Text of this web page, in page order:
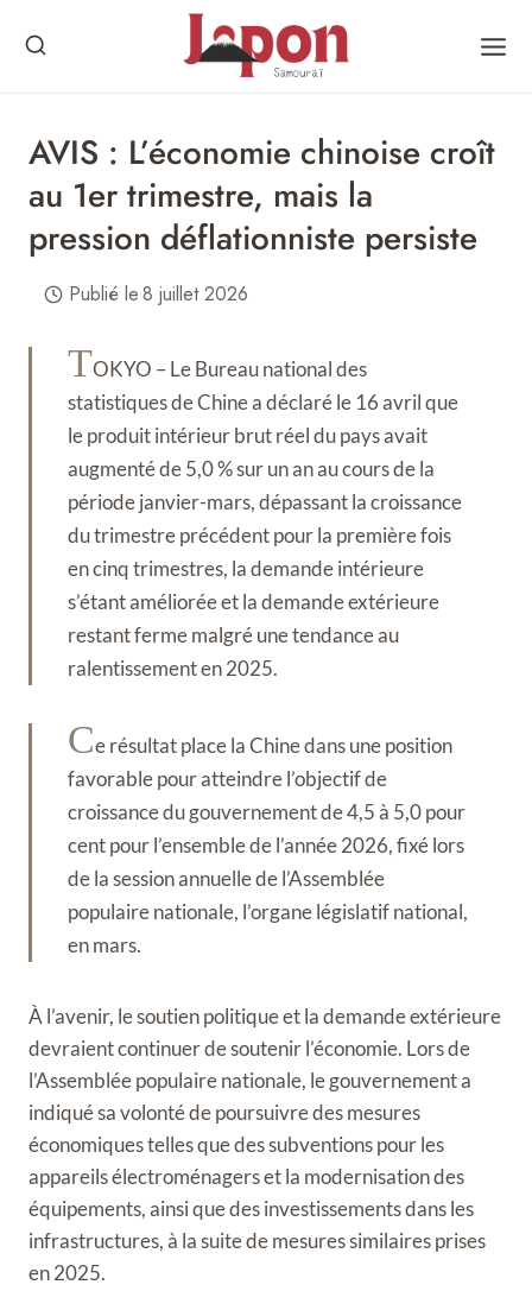
AVIS : L’économie chinoise croît
au 1er trimestre, mais la
pression déflationniste persiste
Publié le8 juillet 2026
TOKYO – Le Bureau national des
statistiques de Chine a déclaré le 16 avril que
le produit intérieur brut réel du pays avait
augmenté de 5,0 % sur un an au cours de la
période janvier-mars, dépassant la croissance
du trimestre précédent pour la première fois
en cinq trimestres, la demande intérieure
s’étant améliorée et la demande extérieure
restant ferme malgré une tendance au
ralentissement en 2025.
Ce résultat place la Chine dans une position
favorable pour atteindre l’objectif de
croissance du gouvernement de 4,5 à 5,0 pour
cent pour l’ensemble de l’année 2026, fixé lors
de la session annuelle de l’Assemblée
populaire nationale, l’organe législatif national,
en mars.
À l’avenir, le soutien politique et la demande extérieure
devraient continuer de soutenir l’économie. Lors de
l’Assemblée populaire nationale, le gouvernement a
indiqué sa volonté de poursuivre des mesures
économiques telles que des subventions pour les
appareils électroménagers et la modernisation des
équipements, ainsi que des investissements dans les
infrastructures, à la suite de mesures similaires prises
en 2025.